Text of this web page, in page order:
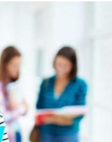
Geçiş Online